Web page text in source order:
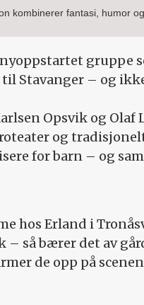
kombinerer fantasi, humor
gruppe
Sta­vanger – og
Opsvik og Olaf
og
for barn – og
hos Erland i
– så bærer det av
de opp på